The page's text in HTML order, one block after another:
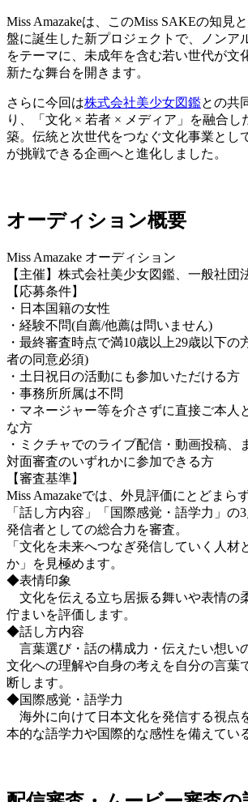
Miss Amazakeは、このMiss SAKEの知見
盤に誕生した新プロジェクトで、ノンア
をテーマに、未成年を含む若い世代が文
新たな舞台を開きます。
さらに今回は株式会社美少女図鑑との共
り、「文化 × 若者 × メディア」を融合し
築。伝統と次世代をつなぐ文化事業とし
が挑戦できる企画へと進化しました。
オーディション概要
Miss Amazake オーディション
【主催】株式会社美少女図鑑、一般社団
【応募条件】
・日本国籍の女性
・経験不問(自薦/他薦は問いません)
・最終審査時点で満10歳以上29歳以下の
者の同意必須)
・土日祝日の活動にも参加いただける方
・事務所所属は不問
・マネージャー等を介さずに直接ご本人
な方
・ミクチャでのライブ配信・動画投稿、
対面審査のいずれかに参加できる方
【審査基準】
Miss Amazakeでは、外見評価にとどまら
「話し方内容」「国際感覚・語学力」の
発信者としての総合力を審査。
「文化を未来へつなぎ発信していく人材
か」を見極めます。
◆表情印象
文化を伝える立ち居振る舞いや表情の
佇まいを評価します。
◆話し方内容
言葉選び・話の構成力・伝えたい想い
文化への理解や自身の考えを自分の言葉
断します。
◆国際感覚・語学力
海外に向けて日本文化を発信する視点
本的な語学力や国際的な感性を備えてい